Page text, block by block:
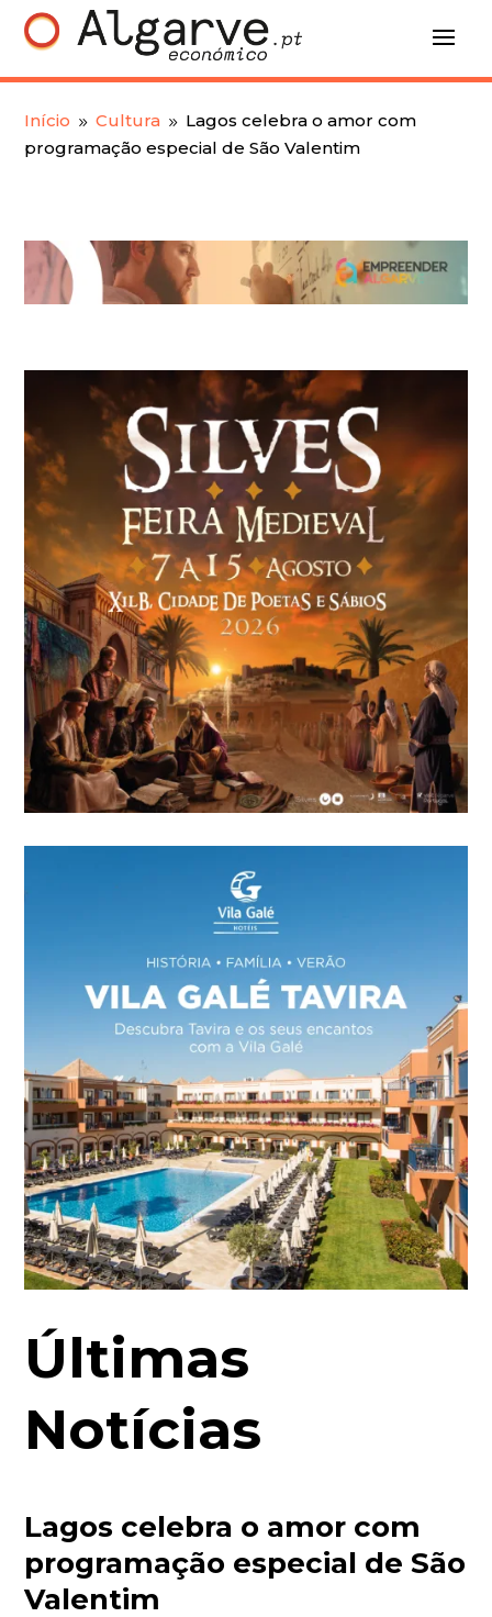
Início 9 Cultura 9 Lagos celebra o amor com
programação especial de São Valentim
Últimas
Notícias
Lagos celebra o amor com
programação especial de São
Valentim